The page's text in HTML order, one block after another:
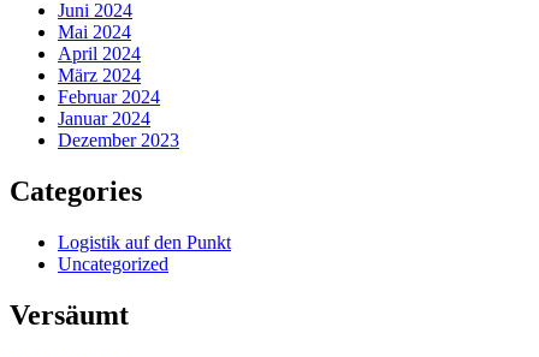
Juni 2024
Mai 2024
April 2024
März 2024
Februar 2024
Januar 2024
Dezember 2023
Categories
Logistik auf den Punkt
Uncategorized
Versäumt